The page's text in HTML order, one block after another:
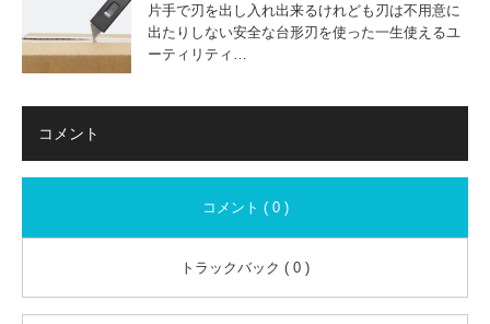
片手で刃を出し入れ出来るけれども刃は不用意に
出たりしない安全な台形刃を使った一生使えるユ
ーティリティ…
コメント
コメント ( 0 )
トラックバック ( 0 )